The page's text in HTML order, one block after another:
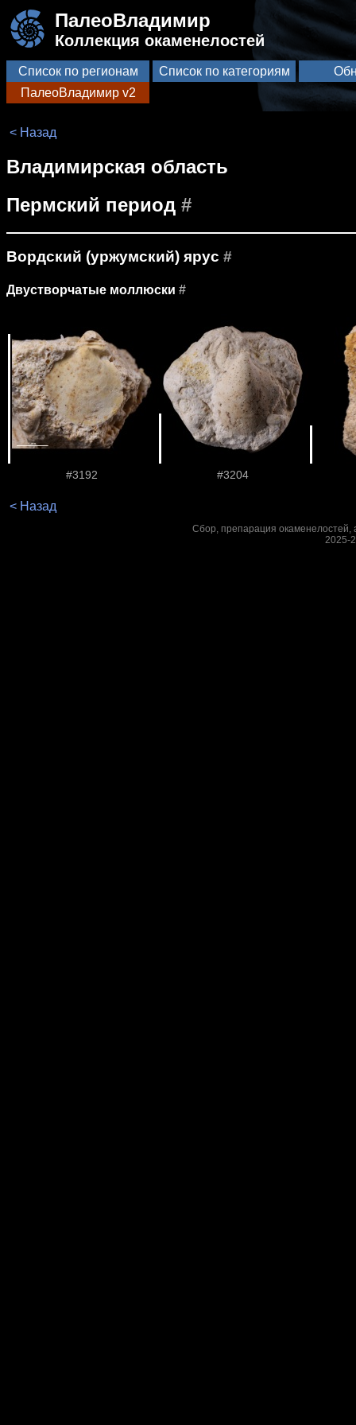
ПалеоВладимир
Коллекция окаменелостей
Список по регионам Список по категориям
ПалеоВладимир v2
< Назад
Владимирская область
Пермский период #
Вордский (уржумский) ярус #
Двустворчатые моллюски #
#3192 #3204
< Назад
Сбор, препарация окаменелостей,
2025-